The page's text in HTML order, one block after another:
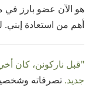
هو الآن عضو بارز في
أهم من استعادة
"قبل ناركونن، كان
جديد. تصرفاته